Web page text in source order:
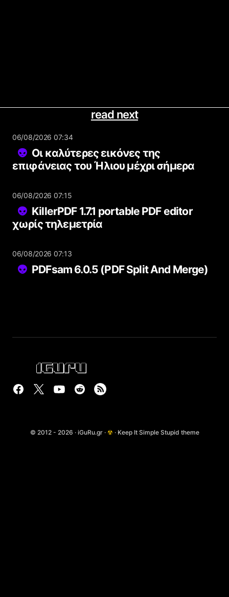
read next
06/08/2026 07:34
Οι καλύτερες εικόνες της
επιφάνειας του Ήλιου μέχρι σήμερα
06/08/2026 07:15
KillerPDF 1.7.1 portable PDF editor
χωρίς τηλεμετρία
06/08/2026 07:13
PDFsam 6.0.5 (PDF Split And Merge)
© 2012 - 2026 · iGuRu.gr · ☢ · Keep It Simple Stupid theme